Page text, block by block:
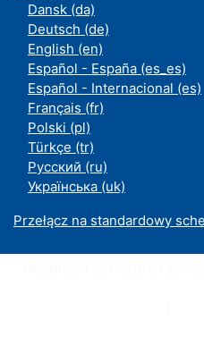
Dansk ‎(da)‎
Deutsch ‎(de)‎
English ‎(en)‎
Español - España ‎(es_es)‎
Español - Internacional ‎(es)‎
Français ‎(fr)‎
Polski ‎(pl)‎
Türkçe ‎(tr)‎
Русский ‎(ru)‎
Українська ‎(uk)‎
Przełącz na standardowy